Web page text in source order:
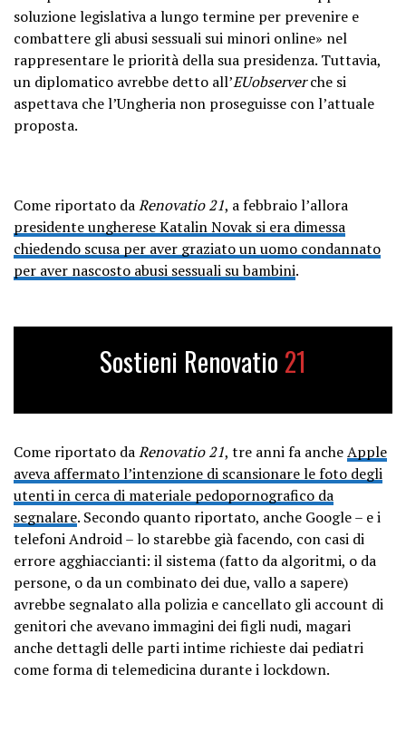
soluzione legislativa a lungo termine per prevenire e
combattere gli abusi sessuali sui minori online» nel
rappresentare le priorità della sua presidenza. Tuttavia,
un diplomatico avrebbe detto all’EUobserverche si
aspettava che l’Ungheria non proseguisse con l’attuale
proposta.
Come riportato daRenovatio 21, a febbraio l’allora
presidente ungherese Katalin Novak si era dimessa
chiedendo scusa per aver graziato un uomo condannato
per aver nascosto abusi sessuali su bambini.
Sostieni Renovatio 21
Come riportato daRenovatio 21, tre anni fa ancheApple
aveva affermato l’intenzione di scansionare le foto degli
utenti in cerca di materiale pedopornografico da
segnalare. Secondo quanto riportato, anche Google – e i
telefoni Android – lo starebbe già facendo, con casi di
errore agghiaccianti: il sistema (fatto da algoritmi, o da
persone, o da un combinato dei due, vallo a sapere)
avrebbe segnalato alla polizia e cancellato gli account di
genitori che avevano immagini dei figli nudi, magari
anche dettagli delle parti intime richieste dai pediatri
come forma di telemedicina durante i lockdown.